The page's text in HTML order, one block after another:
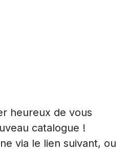
heureux de vous
catalogue !
via le lien suivant, ou